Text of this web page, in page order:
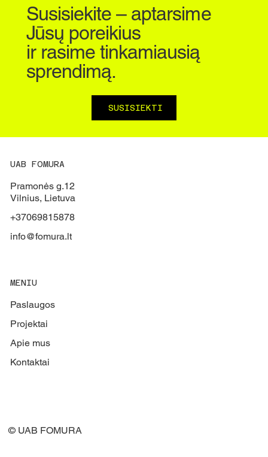
Susisiekite – aptarsime
Jūsų poreikius
ir rasime tinkamiausią
sprendimą.
SUSISIEKTI
© UAB FOMURA
UAB FOMURA
Pramonės g.12
Vilnius, Lietuva
+37069815878
info@fomura.lt
MENIU
Paslaugos
Projektai
Apie mus
Kontaktai